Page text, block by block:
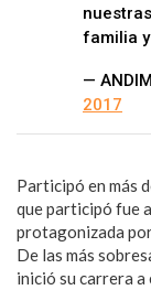
familia
—
2017
Participó en más
que participó fue
protagonizada
De las más
inició su carrera a